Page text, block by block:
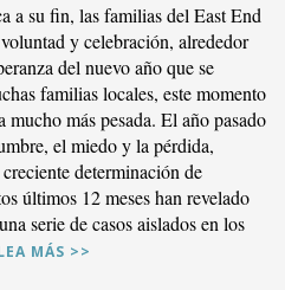
a su fin, las familias del East End
y celebración, alrededor
del nuevo año que se
familias locales, este momento
más pesada. El año pasado
el miedo y la pérdida,
determinación de
últimos 12 meses han revelado
serie de casos aislados en los
MÁS >>